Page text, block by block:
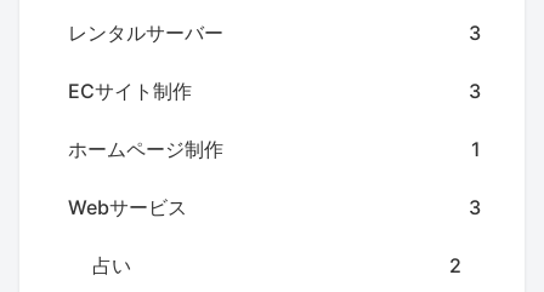
レンタルサーバー 3
ECサイト制作 3
ホームページ制作 1
Webサービス 3
占い 2